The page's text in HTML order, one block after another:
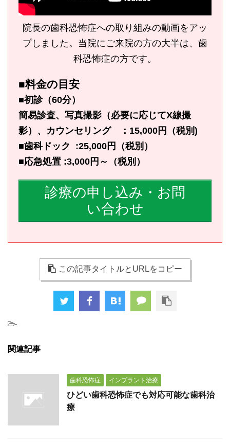
院長の歯科恐怖症への取り組みの動画をアッ
プしました。当院にご来院の方の大半は、歯
科恐怖症の方です。
■料金の目安
■初診（60分）
簡易診査、写真撮影（必要に応じてX線撮
影）、カウンセリング ：15,000円（税別)
■歯科ドック :25,000円（税別）
■応急処置 :3,000円～（税別）
診療の申し込み・お問
い合わせ
この記事タイトルとURLをコピー
-
関連記事
歯科恐怖症 インプラント治療
ひどい歯科恐怖症でも対応可能な歯科治
療